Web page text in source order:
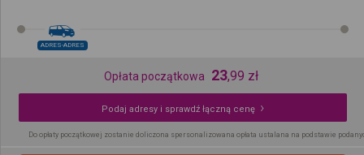
ADRES-ADRES
Opłata początkowa 23,99 zł
Podaj adresy i sprawdź łączną cenę
Do opłaty początkowej zostanie doliczona spersonalizowana opłata ustalana na podstawie